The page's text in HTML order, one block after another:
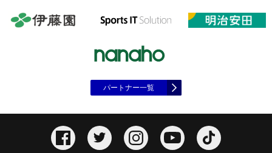
パートナー一覧